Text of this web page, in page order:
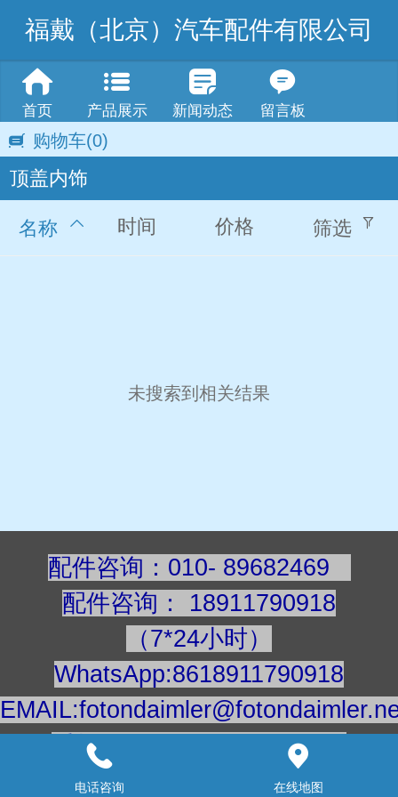
福戴（北京）汽车配件有限公司
首页 产品展示 新闻动态 留言板
购物车(0)
顶盖内饰
名称 时间 价格 筛选
未搜索到相关结果
配件咨询：010- 89682469
配件咨询 ： 18911790918
（7*24小时）
WhatsApp:8618911790918
手机/微信：18911790918
建议用电脑浏览更清楚
电话咨询 在线地图